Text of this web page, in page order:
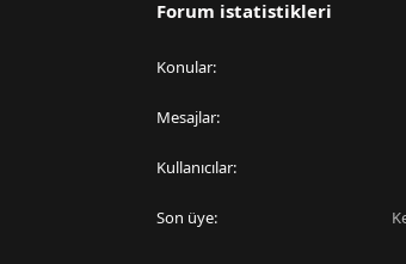
Forum istatistikleri
Konular
Mesajlar
Kullanıcılar
Son üye